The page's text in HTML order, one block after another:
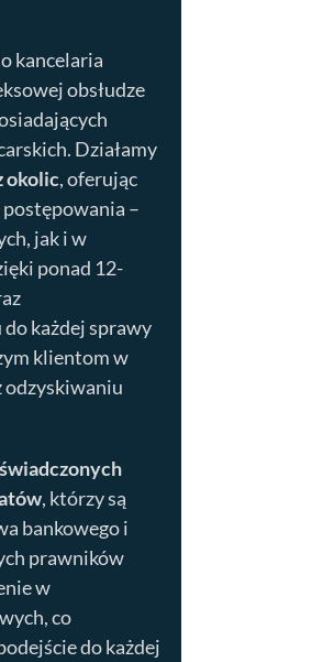
kancelaria
obsłudze
Działamy
okolic, oferując
–
jak i w
ponad 12-
każdej sprawy
klientom w
odzyskiwaniu
, którzy są
bankowego i
prawników
w
co
do każdej